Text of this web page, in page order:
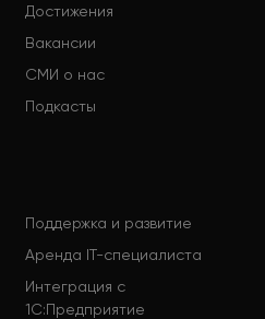
Достижения
Вакансии
СМИ о нас
Подкасты
Поддержка и развитие
Аренда IT-специалиста
Интеграция с
1С:Предприятие